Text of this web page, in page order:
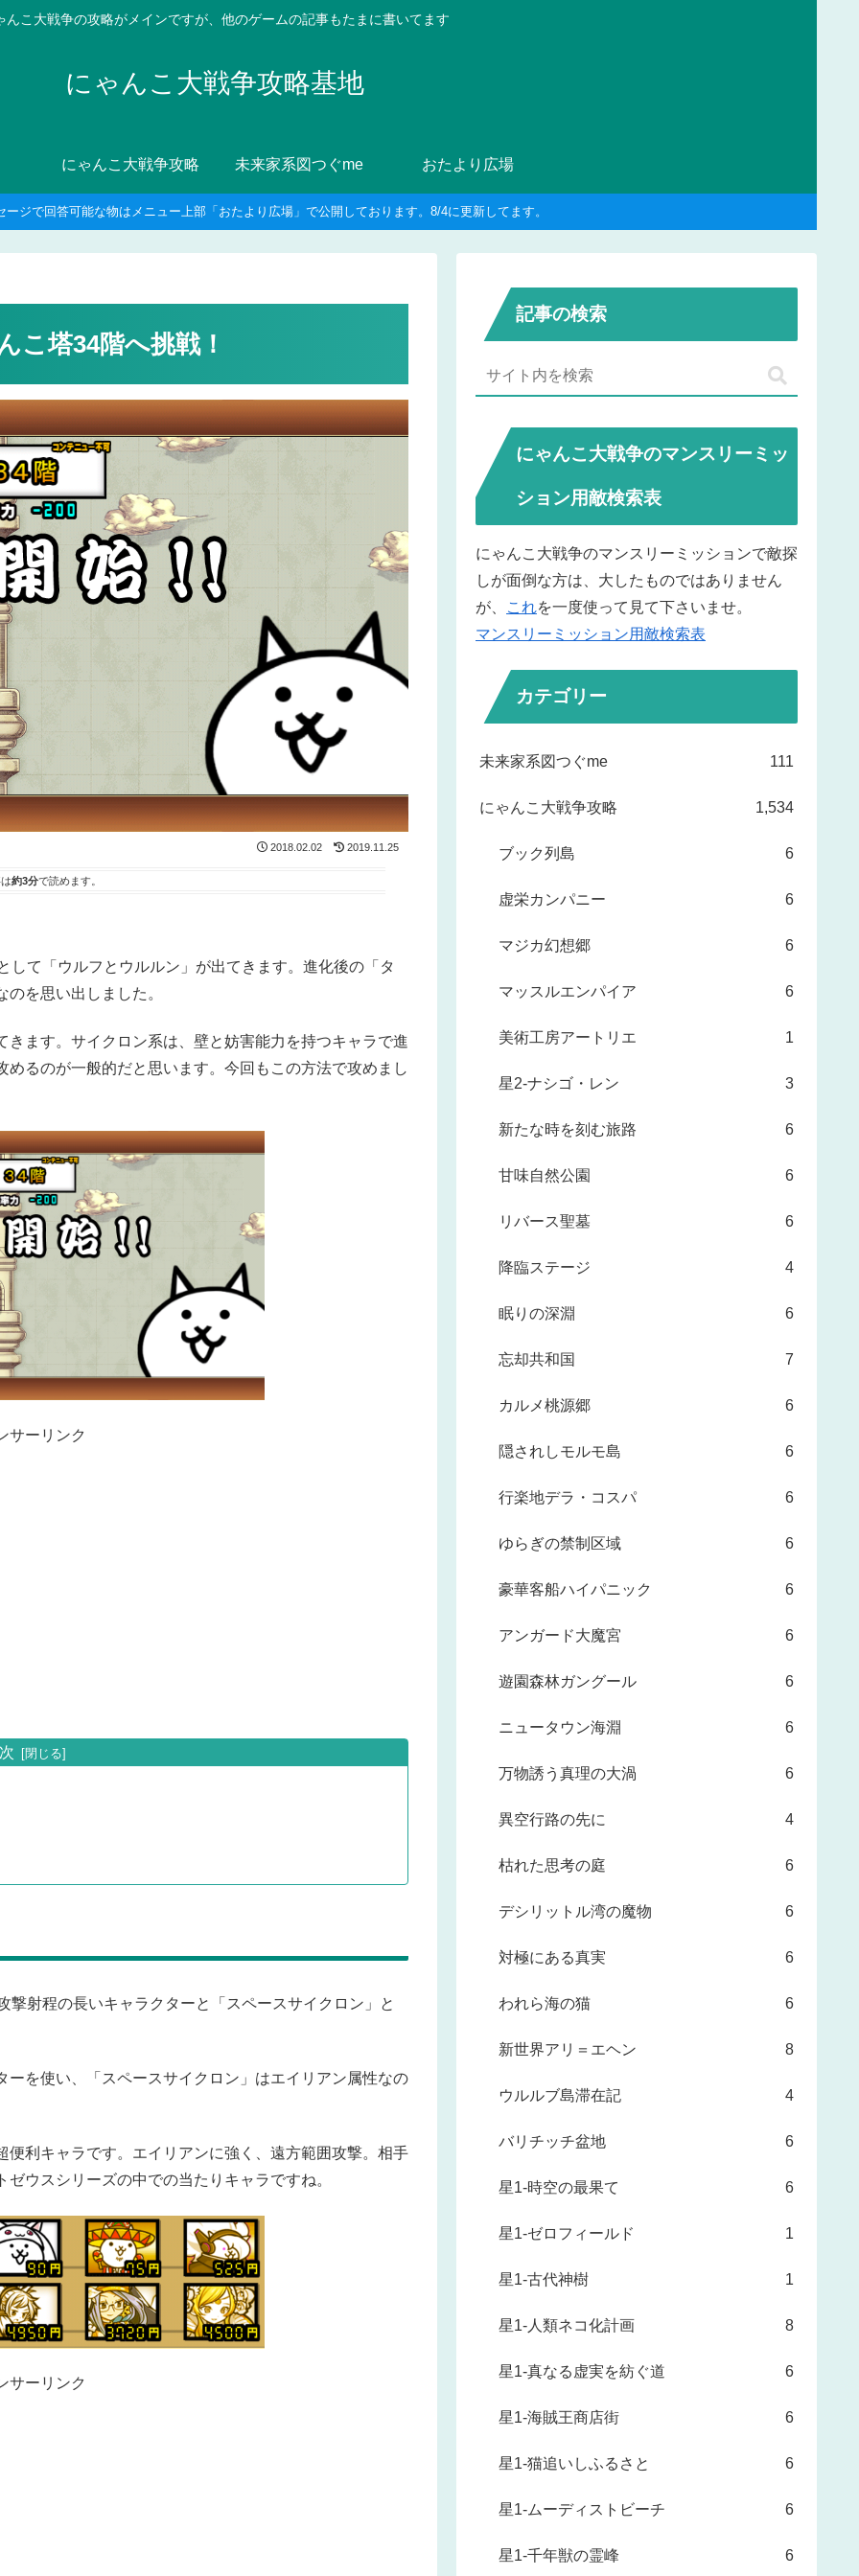
んこ大戦争の攻略がメインですが、他のゲームの記事もたまに書いてます
にゃんこ大戦争攻略基地
にゃんこ大戦争攻略 未来家系図つぐme おたより広場
ージで回答可能な物はメニュー上部「おたより広場」で公開しております。8/4に更新してます。
こ塔34階へ挑戦！
2018.02.02 2019.11.25
約3分で読めます。
て「ウルフとウルルン」が出てきます。進化後の「タ
を思い出しました。
ます。サイクロン系は、壁と妨害能力を持つキャラで進
るのが一般的だと思います。今回もこの方法で攻めまし
サーリンク
射程の長いキャラクターと「スペースサイクロン」と
を使い、「スペースサイクロン」はエイリアン属性なの
利キャラです。エイリアンに強く、遠方範囲攻撃。相手
ウスシリーズの中での当たりキャラですね。
サーリンク
記事の検索
にゃんこ大戦争のマンスリーミッ
ション用敵検索表
にゃんこ大戦争のマンスリーミッションで敵探
しが面倒な方は、大したものではありません
が、
これを一度使って見て下さいませ。
マンスリーミッション用敵検索表
カテゴリー
未来家系図つぐme 111
にゃんこ大戦争攻略 1,534
ブック列島 6
虚栄カンパニー 6
マジカ幻想郷 6
マッスルエンパイア 6
美術工房アートリエ 1
星2-ナシゴ・レン 3
新たな時を刻む旅路 6
甘味自然公園 6
リバース聖墓 6
降臨ステージ 4
眠りの深淵 6
忘却共和国 7
カルメ桃源郷 6
隠されしモルモ島 6
行楽地デラ・コスパ 6
ゆらぎの禁制区域 6
豪華客船ハイパニック 6
アンガード大魔宮 6
遊園森林ガングール 6
ニュータウン海淵 6
万物誘う真理の大渦 6
異空行路の先に 4
枯れた思考の庭 6
デシリットル湾の魔物 6
対極にある真実 6
われら海の猫 6
新世界アリ＝エヘン 8
ウルルブ島滞在記 4
バリチッチ盆地 6
星1-時空の最果て 6
星1-ゼロフィールド 1
星1-古代神樹 1
星1-人類ネコ化計画 8
星1-真なる虚実を紡ぐ道 6
星1-海賊王商店街 6
星1-猫追いしふるさと 6
星1-ムーディストビーチ 6
星1-千年獣の霊峰 6